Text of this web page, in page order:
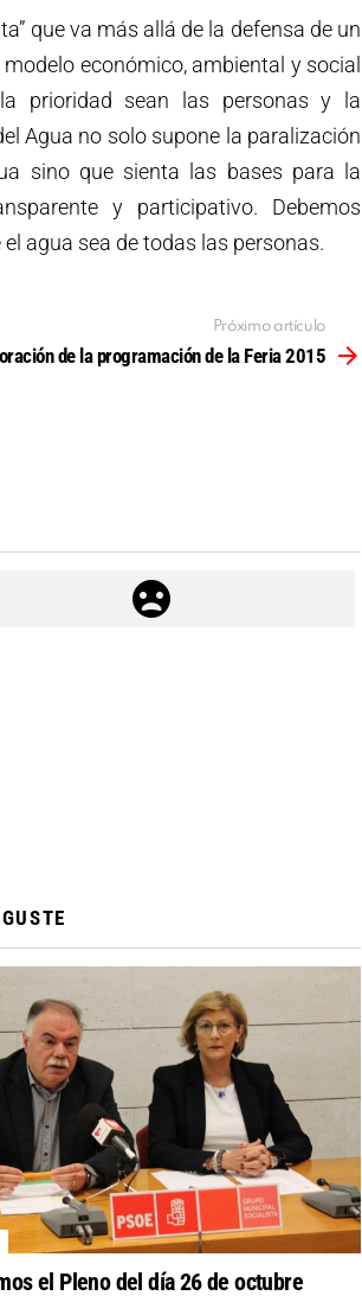
que va más allá de la defensa de un
económico, ambiental y social
prioridad sean las personas y la
Agua no solo supone la paralización
sino que sienta las bases para la
y participativo. Debemos
agua sea de todas las personas.
Próximo artículo
de la programación de la Feria 2015
el Pleno del día 26 de octubre